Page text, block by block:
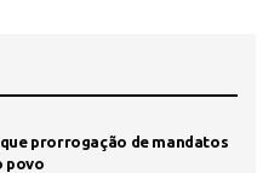
prorrogação de mandatos
povo